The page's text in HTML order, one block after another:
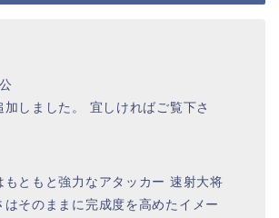
加しました。 宜しければご覧下さ
もともと強力なアタッカー 速射大将
はそのままに完成度を高めたイメー